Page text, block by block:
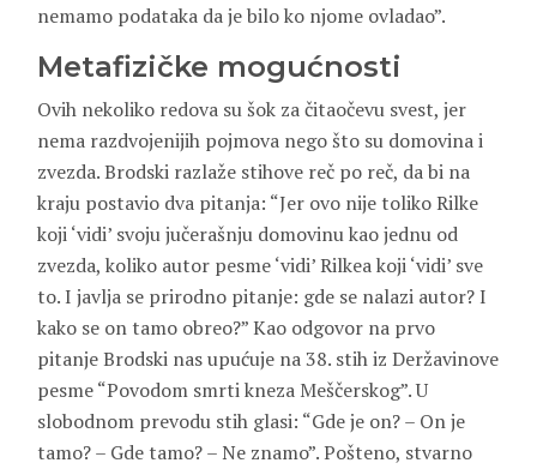
nemamo podataka da je bilo ko njome ovladao”.
Metafizičke mogućnosti
Ovih nekoliko redova su šok za čitaočevu svest, jer
nema razdvojenijih pojmova nego što su domovina i
zvezda. Brodski razlaže stihove reč po reč, da bi na
kraju postavio dva pitanja: “Jer ovo nije toliko Rilke
koji ‘vidi’ svoju jučerašnju domovinu kao jednu od
zvezda, koliko autor pesme ‘vidi’ Rilkea koji ‘vidi’ sve
to. I javlja se prirodno pitanje: gde se nalazi autor? I
kako se on tamo obreo?” Kao odgovor na prvo
pitanje Brodski nas upućuje na 38. stih iz Deržavinove
pesme “Povodom smrti kneza Meščerskog”. U
slobodnom prevodu stih glasi: “Gde je on? – On je
tamo? – Gde tamo? – Ne znamo”. Pošteno, stvarno